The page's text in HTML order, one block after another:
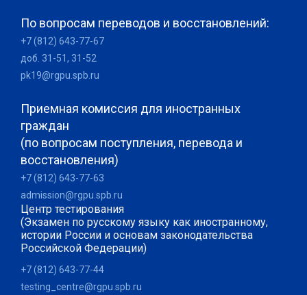
По вопросам переводов и восстановлений:
+7 (812) 643-77-67
доб. 31-51, 31-52
pk19@rgpu.spb.ru
Приемная комиссия для иностранных
граждан
(по вопросам поступления, перевода и
восстановления)
+7 (812) 643-77-63
admission@rgpu.spb.ru
Центр тестирования
(Экзамен по русскому языку как иностранному,
истории России и основам законодательства
Российской Федерации)
+7 (812) 643-77-44
testing_centre@rgpu.spb.ru